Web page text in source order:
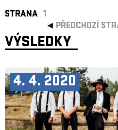
STRANA 1
PŘEDCHOZÍ
VÝSLEDKY
4. 4. 2020